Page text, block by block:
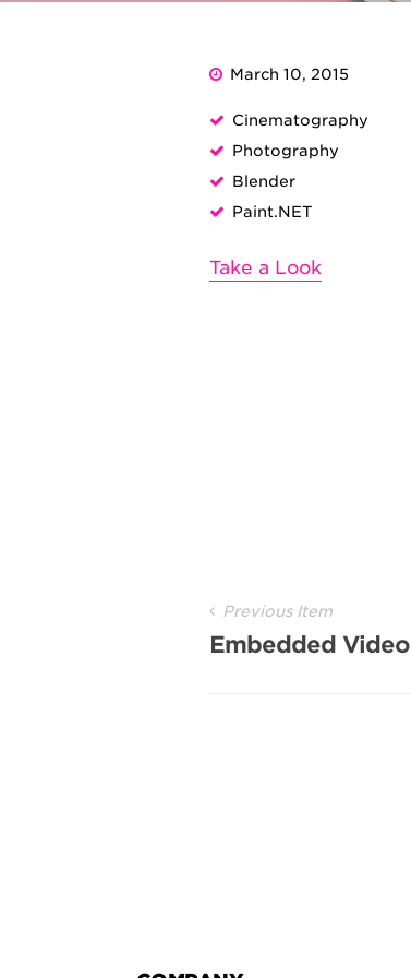
March 10, 2015
Cinematography
Photography
Blender
Paint.NET
Take a Look
Post
Navigation
Previous Item
Embedded Video